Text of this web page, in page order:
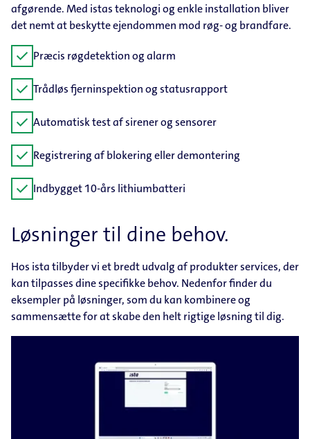
afgørende. Med istas teknologi og enkle installation bliver
det nemt at beskytte ejendommen mod røg- og brandfare.
check Præcis røgdetektion og alarm
check Trådløs fjerninspektion og statusrapport
check Automatisk test af sirener og sensorer
check Registrering af blokering eller demontering
check Indbygget 10-års lithiumbatteri
Løsninger til dine behov.
Hos ista tilbyder vi et bredt udvalg af produkter services, der
kan tilpasses dine specifikke behov. Nedenfor finder du
eksempler på løsninger, som du kan kombinere og
sammensætte for at skabe den helt rigtige løsning til dig.